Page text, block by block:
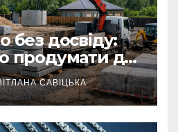
без досвіду:
продумати до
на
САВІЦЬКА